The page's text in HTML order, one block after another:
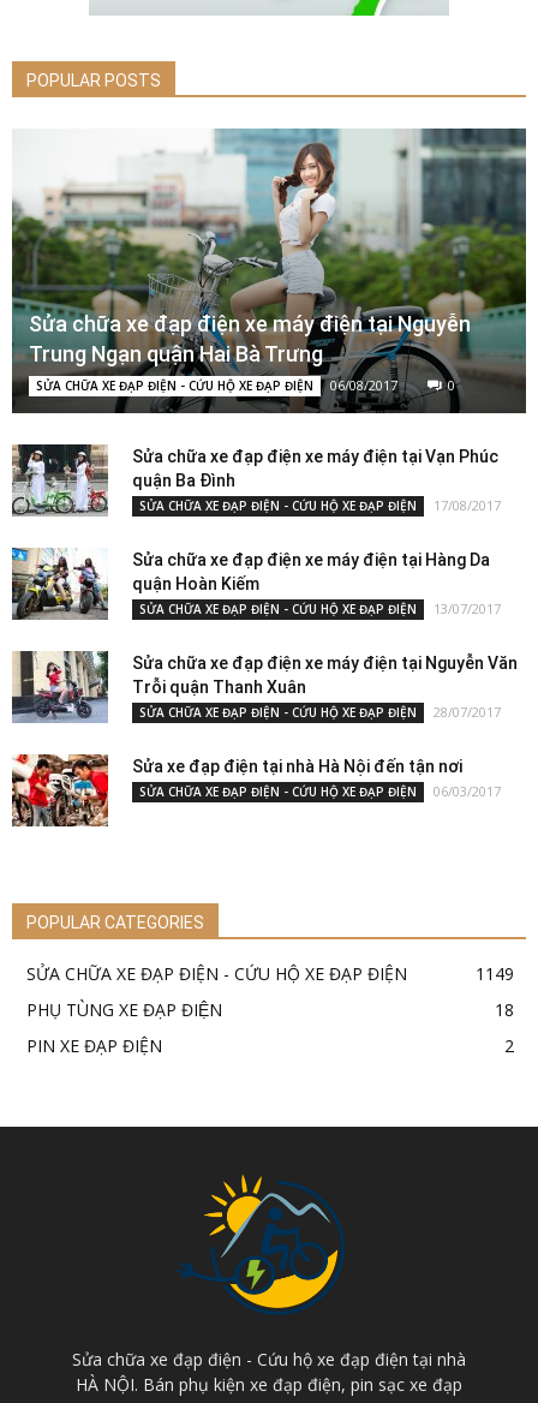
POPULAR POSTS
Sửa chữa xe đạp điện xe máy điện tại Nguyễn
Trung Ngạn quận Hai Bà Trưng
SỬA CHỮA XE ĐẠP ĐIỆN - CỨU HỘ XE ĐẠP ĐIỆN 06/08/2017 0
Sửa chữa xe đạp điện xe máy điện tại Vạn Phúc
quận Ba Đình
SỬA CHỮA XE ĐẠP ĐIỆN - CỨU HỘ XE ĐẠP ĐIỆN 17/08/2017
Sửa chữa xe đạp điện xe máy điện tại Hàng Da
quận Hoàn Kiếm
SỬA CHỮA XE ĐẠP ĐIỆN - CỨU HỘ XE ĐẠP ĐIỆN 13/07/2017
Sửa chữa xe đạp điện xe máy điện tại Nguyễn Văn
Trỗi quận Thanh Xuân
SỬA CHỮA XE ĐẠP ĐIỆN - CỨU HỘ XE ĐẠP ĐIỆN 28/07/2017
Sửa xe đạp điện tại nhà Hà Nội đến tận nơi
SỬA CHỮA XE ĐẠP ĐIỆN - CỨU HỘ XE ĐẠP ĐIỆN 06/03/2017
POPULAR CATEGORIES
SỬA CHỮA XE ĐẠP ĐIỆN - CỨU HỘ XE ĐẠP ĐIỆN
1149
PHỤ TÙNG XE ĐẠP ĐIỆN
18
PIN XE ĐẠP ĐIỆN
2
Sửa chữa xe đạp điện - Cứu hộ xe đạp điện tại nhà
HÀ NỘI. Bán phụ kiện xe đạp điện, pin sạc xe đạp